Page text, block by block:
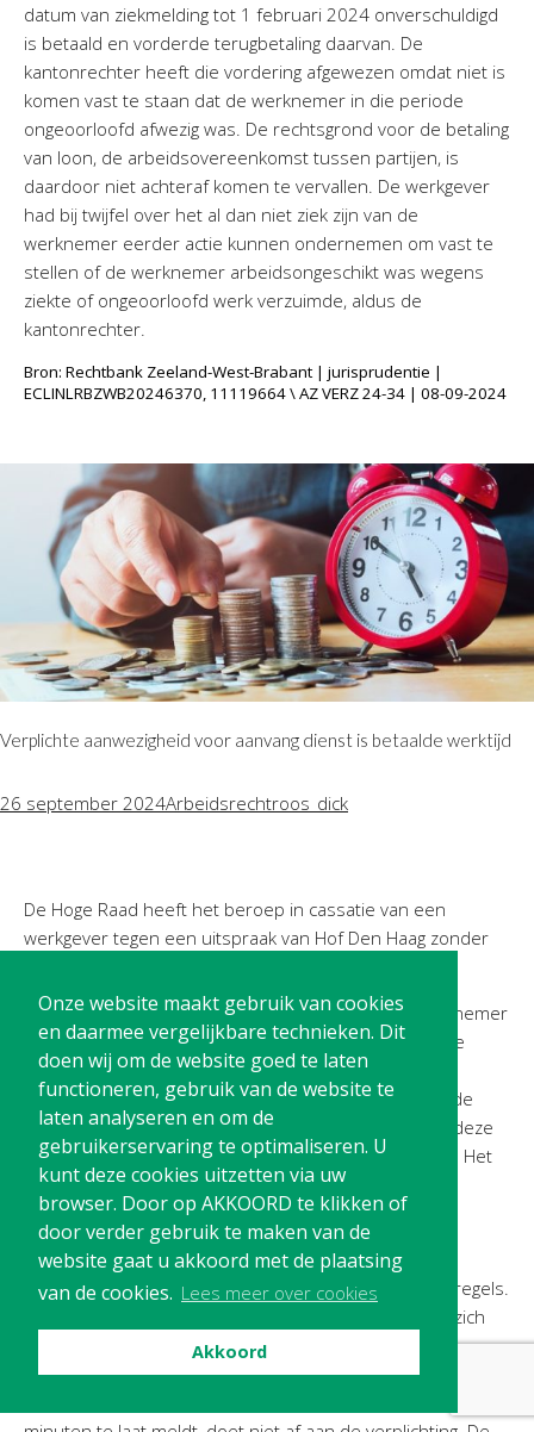
Onze website maakt gebruik van cookies
en daarmee vergelijkbare technieken. Dit
doen wij om de website goed te laten
functioneren, gebruik van de website te
laten analyseren en om de
gebruikerservaring te optimaliseren. U
kunt deze cookies uitzetten via uw
browser. Door op AKKOORD te klikken of
door verder gebruik te maken van de
website gaat u akkoord met de plaatsing
van de cookies. Lees meer over cookies
Akkoord
datum van ziekmelding tot 1 februari 2024 onverschuldigd
is betaald en vorderde terugbetaling daarvan. De
kantonrechter heeft die vordering afgewezen omdat niet is
komen vast te staan dat de werknemer in die periode
ongeoorloofd afwezig was. De rechtsgrond voor de betaling
van loon, de arbeidsovereenkomst tussen partijen, is
daardoor niet achteraf komen te vervallen. De werkgever
had bij twijfel over het al dan niet ziek zijn van de
werknemer eerder actie kunnen ondernemen om vast te
stellen of de werknemer arbeidsongeschikt was wegens
ziekte of ongeoorloofd werk verzuimde, aldus de
kantonrechter.
Bron: Rechtbank Zeeland-West-Brabant | jurisprudentie |
ECLINLRBZWB20246370, 11119664 \ AZ VERZ 24-34 | 08-09-2024
Verplichte aanwezigheid voor aanvang dienst is betaalde werktijd
26 september 2024Arbeidsrechtroos_dick
De Hoge Raad heeft het beroep in cassatie van een
werkgever tegen een uitspraak van Hof Den Haag zonder
De procedure betrof de loonvordering van een werknemer
van een callcenter. Volgens de planningsregels van de
werkgever moet de werknemer tien minuten voor de
aanvang van zijn dienst aanwezig zijn, om op tijd met de
werkzaamheden te kunnen beginnen. De vraag is of deze
tien minuten als betaalde werktijd zijn aan te merken. Het
hof beantwoordt deze vraag bevestigend.
Eerder in de procedure heeft de kantonrechter
geconstateerd dat de werknemer op grond van zijn
arbeidsovereenkomst gebonden is aan de planningsregels.
Daarin staat uitdrukkelijk vermeld dat de werknemer zich
tien minuten voor zijn dienst dient te melden bij zijn
leidinggevende. Dat de werkgever dit niet controleert en